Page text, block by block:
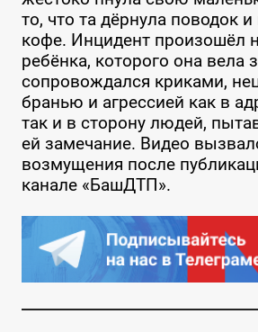
то, что та дёрнула поводок
кофе. Инцидент произошёл
ребёнка, которого она вела
сопровождался криками,
бранью и агрессией как в
так и в сторону людей,
ей замечание. Видео
возмущения после
канале «БашДТП».